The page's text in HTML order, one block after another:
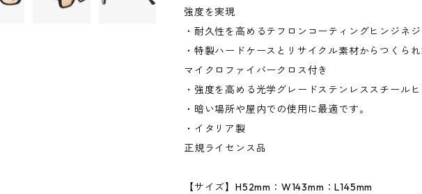
強度を実現
・耐久性を高めるテフロンコーティングヒンジネジ
・特製ハードケースとリサイクル素材からつくら
マイクロファイバークロス付き
・強度を高める光学グレードステンレススチール
・暗い場所や屋内での使用に最適です。
・イタリア製
正規ライセンス品
【サイズ】H52mm：W143mm：L145mm